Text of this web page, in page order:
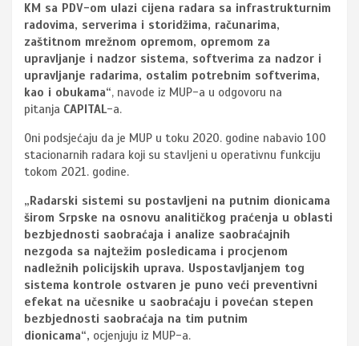
KM sa PDV-om ulazi cijena radara sa infrastrukturnim
radovima, serverima i storidžima, računarima,
zaštitnom mrežnom opremom, opremom za
upravljanje i nadzor sistema, softverima za nadzor i
upravljanje radarima, ostalim potrebnim softverima,
kao i obukama“, navode iz MUP-a u odgovoru na
pitanja CAPITAL-a.
Oni podsjećaju da je MUP u toku 2020. godine nabavio 100
stacionarnih radara koji su stavljeni u operativnu funkciju
tokom 2021. godine.
„Radarski sistemi su postavljeni na putnim dionicama
širom Srpske na osnovu analitičkog praćenja u oblasti
bezbjednosti saobraćaja i analize saobraćajnih
nezgoda sa najtežim posledicama i procjenom
nadležnih policijskih uprava. Uspostavljanjem tog
sistema kontrole ostvaren je puno veći preventivni
efekat na učesnike u saobraćaju i povećan stepen
bezbjednosti saobraćaja na tim putnim
dionicama“, ocjenjuju iz MUP-a.